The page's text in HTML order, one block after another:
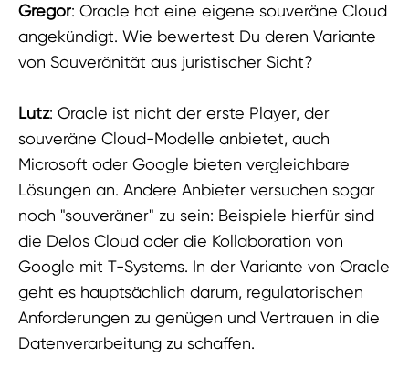
Gregor: Oracle hat eine eigene souveräne Cloud
angekündigt. Wie bewertest Du deren Variante
von Souveränität aus juristischer Sicht?
Lutz: Oracle ist nicht der erste Player, der
souveräne Cloud-Modelle anbietet, auch
Microsoft oder Google bieten vergleichbare
Lösungen an. Andere Anbieter versuchen sogar
noch "souveräner" zu sein: Beispiele hierfür sind
die Delos Cloud oder die Kollaboration von
Google mit T-Systems. In der Variante von Oracle
geht es hauptsächlich darum, regulatorischen
Anforderungen zu genügen und Vertrauen in die
Datenverarbeitung zu schaffen.